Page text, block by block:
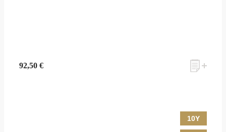
92,50 €
10Y
Möchten Sie ein für Newsletter-Abonnenten exklusives Monats-
gehalten werden? Dann melden Sie sich hier für unseren Newsletter